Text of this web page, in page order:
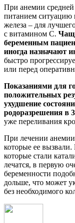
При анемии
питанием ситуацию
железа – для
с витамином С.
беременным
иногда назначают
быстро
или перед
Показаниями для
положительных
ухудшение
родоразрешения в
уже переливания
При лечении
которые ее вызвали.
которые стали
лечатся, в первую
беременности
дольше, что может
без необходимого